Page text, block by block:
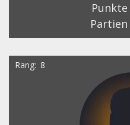
Punkte
Partien
Rang 8